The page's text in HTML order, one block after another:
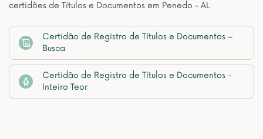
certidões de Títulos e Documentos em Penedo - AL
Certidão de Registro de Títulos e Documentos –
Busca
Certidão de Registro de Títulos e Documentos -
Inteiro Teor